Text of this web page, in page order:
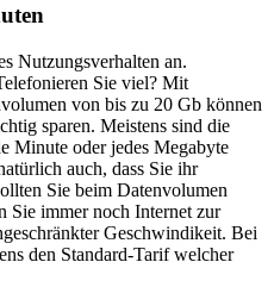
Nutzungsverhalten an.
Sie viel? Mit
von bis zu 20 Gb können
sparen. Meistens sind die
Minute oder jedes Megabyte
auch, dass Sie ihr
Sie beim Datenvolumen
Sie immer noch Internet zur
Geschwindikeit. Bei
den Standard-Tarif welcher